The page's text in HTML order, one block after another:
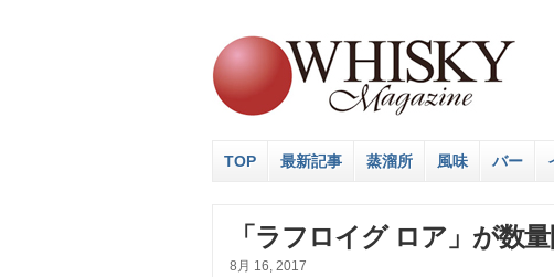
TOP 最新記事 蒸溜所 風味 バー
「ラフロイグ ロア」が数
8月 16, 2017